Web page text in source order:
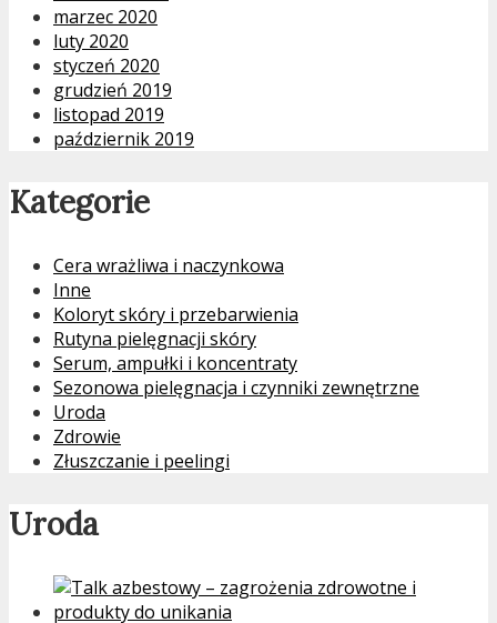
marzec 2020
luty 2020
styczeń 2020
grudzień 2019
listopad 2019
październik 2019
Kategorie
Cera wrażliwa i naczynkowa
Inne
Koloryt skóry i przebarwienia
Rutyna pielęgnacji skóry
Serum, ampułki i koncentraty
Sezonowa pielęgnacja i czynniki zewnętrzne
Uroda
Zdrowie
Złuszczanie i peelingi
Uroda